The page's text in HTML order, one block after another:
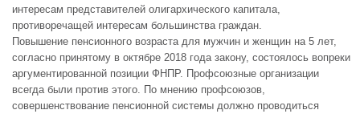
интересам представителей олигархического капитала,
противоречащей интересам большинства граждан.
Повышение пенсионного возраста для мужчин и женщин на 5 лет,
согласно принятому в октябре 2018 года закону, состоялось вопреки
аргументированной позиции ФНПР. Профсоюзные организации
всегда были против этого. По мнению профсоюзов,
совершенствование пенсионной системы должно проводиться